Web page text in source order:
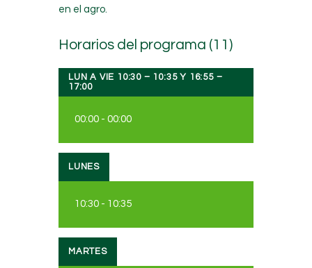
en el agro.
Horarios del programa (11)
LUN A VIE 10:30 – 10:35 Y 16:55 –
17:00
00:00- 00:00
LUNES
10:30- 10:35
MARTES